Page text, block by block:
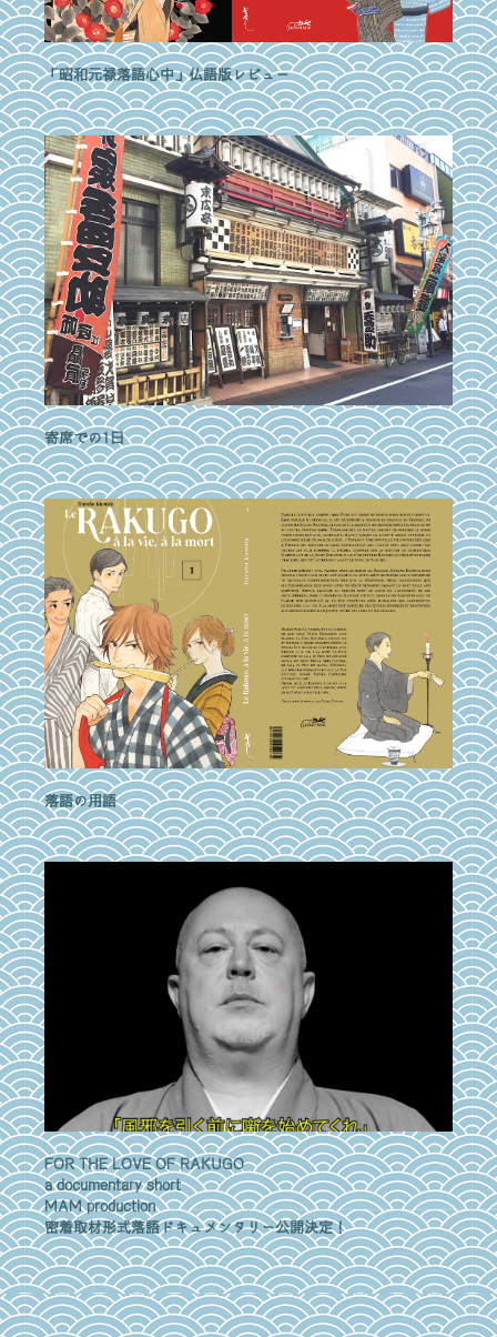
「昭和元禄落語心中」仏語版レビュー
寄席での1日
落語の用語
FOR THE LOVE OF RAKUGO
a documentary short
MAM production
密着取材形式落語ドキュメンタリー公開決定！